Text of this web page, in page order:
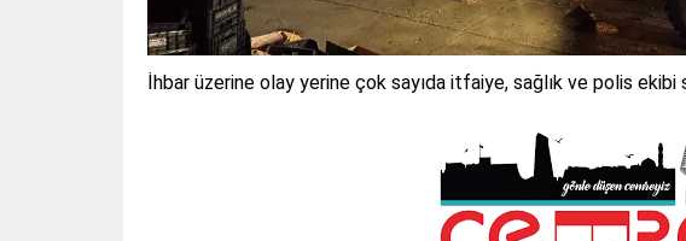
İhbar üzerine olay yerine çok sayıda itfaiye, sağlık ve polis ekibi